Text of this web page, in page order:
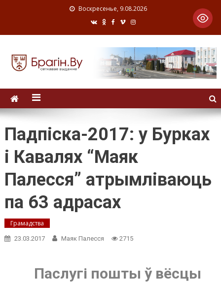
Воскресенье, 9.08.2026
Падпіска-2017: у Бурках
і Кавалях “Маяк
Палесся” атрымліваюць
па 63 адрасах
Грамадства
23.03.2017 Маяк Палесся 2715
Паслугі пошты ў вёсцы